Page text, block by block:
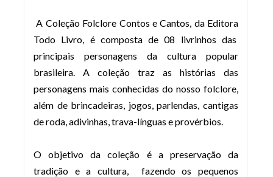
A Coleção Folclore Contos e Cantos, da Editora
Todo Livro, é composta de 08 livrinhos das
principais personagens da cultura popular
brasileira. A coleção traz as histórias das
personagens mais conhecidas do nosso folclore,
além de brincadeiras, jogos, parlendas, cantigas
de roda, adivinhas, trava-línguas e provérbios.
O objetivo da coleção é a preservação da
tradição e a cultura, fazendo os pequenos